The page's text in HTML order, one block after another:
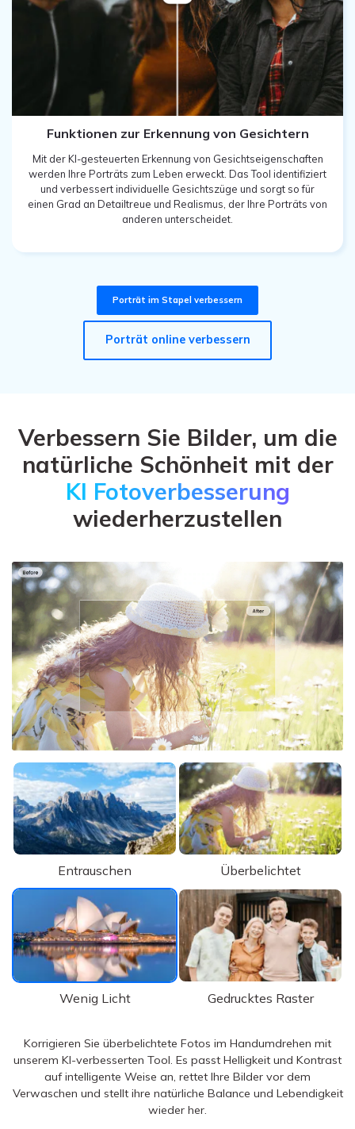
Funktionen zur Erkennung von Gesichtern
Mit der KI-gesteuerten Erkennung von Gesichtseigenschaften
werden Ihre Porträts zum Leben erweckt. Das Tool identifiziert
und verbessert individuelle Gesichtszüge und sorgt so für
einen Grad an Detailtreue und Realismus, der Ihre Porträts von
anderen unterscheidet.
Porträt im Stapel verbessern
Porträt online verbessern
Verbessern Sie Bilder, um die
natürliche Schönheit mit der
KI Fotoverbesserung
wiederherzustellen
Entrauschen Überbelichtet
Wenig Licht Gedrucktes Raster
Unser KI-gesteuertes Tool verbessert die Sichtbarkeit
unterbelichteter Bilder, hebt verborgene Details hervor und
verbessert die Farbbalance für verblüffende Ergebnisse selbst
bei schwierigen Lichtverhältnissen.